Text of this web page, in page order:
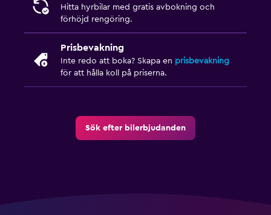
Hitta hyrbilar med gratis avbokning och
förhöjd rengöring.
Prisbevakning
Inte redo att boka? Skapa en prisbevakning
för att hålla koll på priserna.
Sök efter bilerbjudanden